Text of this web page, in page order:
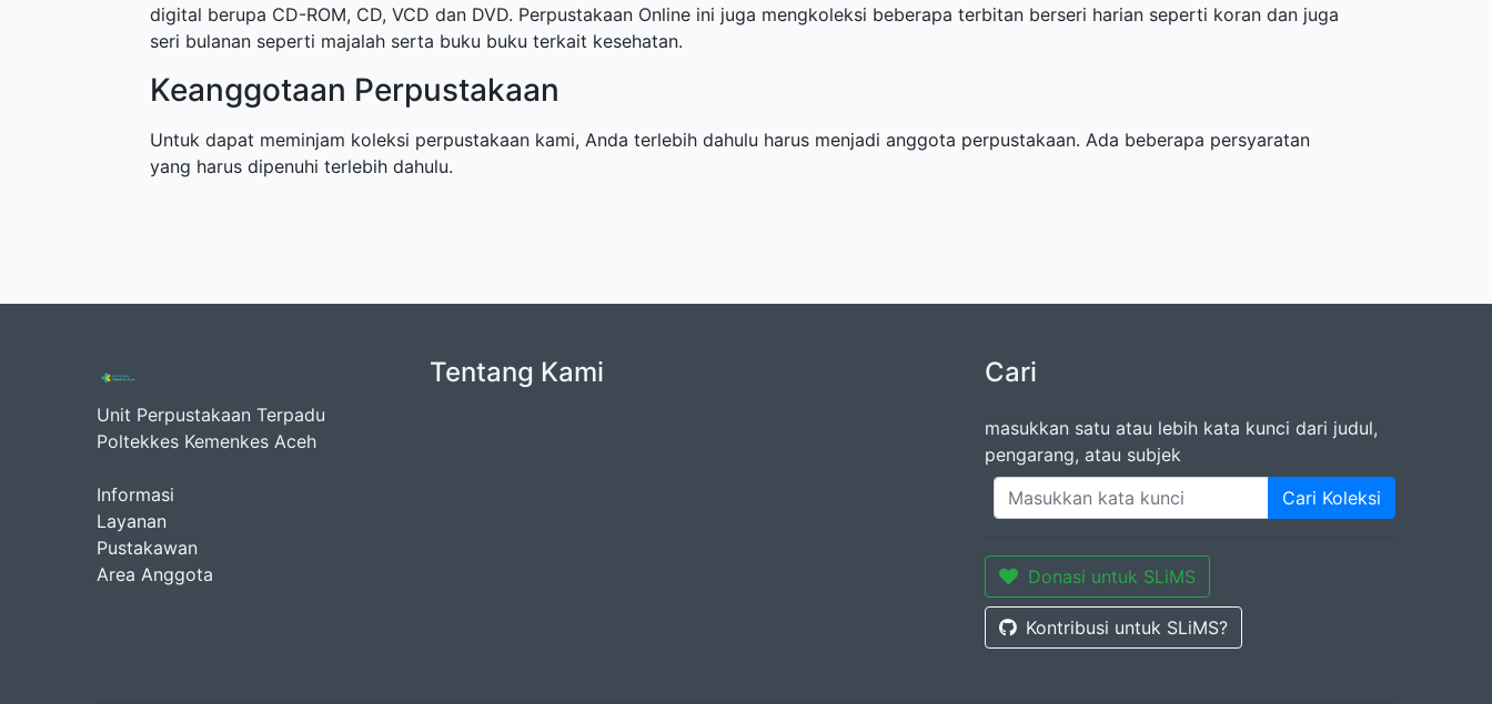
digital berupa CD-ROM, CD, VCD dan DVD. Perpustakaan Online ini juga mengkoleksi beberapa terbitan berseri harian seperti koran dan juga
seri bulanan seperti majalah serta buku buku terkait kesehatan.
Keanggotaan Perpustakaan
Untuk dapat meminjam koleksi perpustakaan kami, Anda terlebih dahulu harus menjadi anggota perpustakaan. Ada beberapa persyaratan
yang harus dipenuhi terlebih dahulu.
Unit Perpustakaan Terpadu
Poltekkes Kemenkes Aceh
Informasi
Layanan
Pustakawan
Area Anggota
Tentang Kami Cari
masukkan satu atau lebih kata kunci dari judul,
pengarang, atau subjek
Cari Koleksi
Donasi untuk SLiMS
Kontribusi untuk SLiMS?